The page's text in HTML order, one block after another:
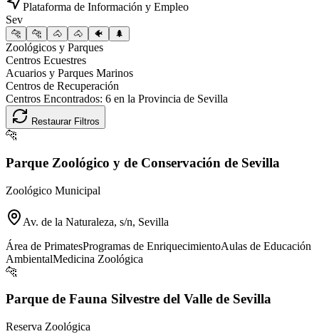
Plataforma de Información y Empleo
Sev
🐆 🐆 🐴 🐴 🐠 🌲
Zoológicos y Parques
Centros Ecuestres
Acuarios y Parques Marinos
Centros de Recuperación
Centros Encontrados: 6 en la Provincia de Sevilla
Restaurar Filtros
🐆
Parque Zoológico y de Conservación de Sevilla
Zoológico Municipal
Av. de la Naturaleza, s/n, Sevilla
Área de PrimatesProgramas de EnriquecimientoAulas de Educación
AmbientalMedicina Zoológica
🐆
Parque de Fauna Silvestre del Valle de Sevilla
Reserva Zoológica